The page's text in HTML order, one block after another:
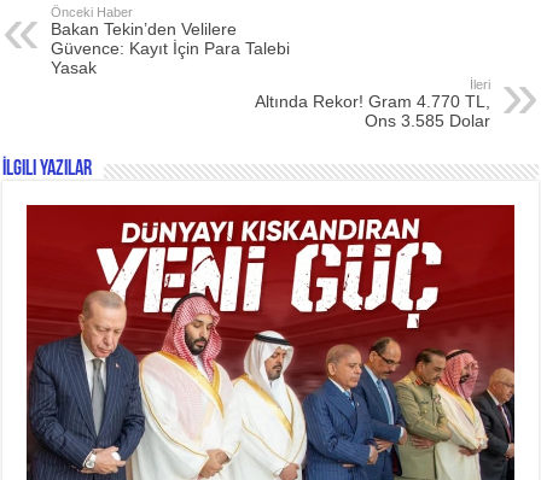
Önceki Haber
Bakan Tekin’den Velilere
Güvence: Kayıt İçin Para Talebi
Yasak
İleri
Altında Rekor! Gram 4.770 TL,
Ons 3.585 Dolar
İlgili Yazılar